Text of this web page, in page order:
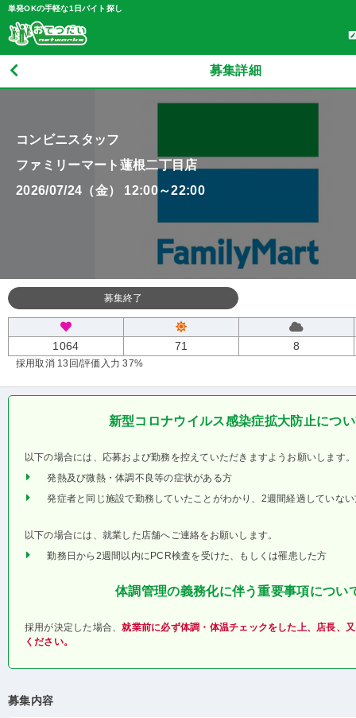
単発OKの手軽な1日バイト探し
募集詳細
コンビニスタッフ
ファミリーマート蓮根二丁目店
2026/07/24（金） 12:00～22:00
募集終了
1064 71 8
採用取消 13回/評価入力 37%
新型コロナウイルス感染症拡大防止につ
以下の場合には、応募および勤務を控えていただきますようお願いします。
発熱及び微熱・体調不良等の症状がある方
発症者と同じ施設で勤務していたことがわかり、2週間経過していな
以下の場合には、就業した店舗へご連絡をお願いします。
勤務日から2週間以内にPCR検査を受けた、もしくは罹患した方
体調管理の義務化に伴う重要事項につい
採用が決定した場合、就業前に必ず体調・体温チェックをした上、店長、
ください。
募集内容